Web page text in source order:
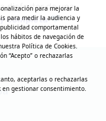
disfrutar de una
completa
para mejorar la
para medir la audiencia y
comportamental
hábitos de navegación de
Política de Cookies.
“Acepto” o rechazarlas
aceptarlas o rechazarlas
gestionar consentimiento.